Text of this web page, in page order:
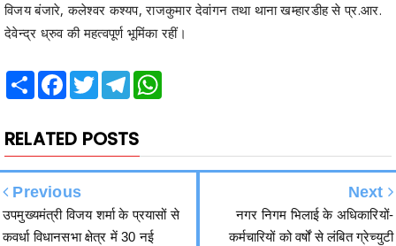
विजय बंजारे, कलेश्वर कश्यप, राजकुमार देवांगन तथा थाना खम्हारडीह से प्र.आर.
देवेन्द्र ध्रुव की महत्वपूर्ण भूमिंका रहीं।
Share Facebook
Twitter Telegram
RELATED POSTS
Previous
उपमुख्यमंत्री विजय शर्मा के प्रयासों से
कवर्धा विधानसभा क्षेत्र में 30 नई
Next
नगर निगम भिलाई के अधिकारियों-
कर्मचारियों को वर्षों से लंबित ग्रेच्युटी